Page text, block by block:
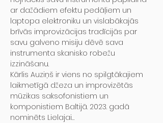
ar dažādiem efektu pedāļiem un
laptopa elektroniku un vislabākajās
brīvās improvizācijas tradīcijās par
savu galveno misiju dēvē sava
instrumenta skanisko robežu
izzināšanu.
Kārlis Auziņš ir viens no spilgtākajiem
laikmetīgā džeza un improvizētās
mūzikas saksofonistiem un
komponistiem Baltijā. 2023. gadā
nominēts Lielajai…